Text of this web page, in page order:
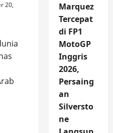
20,
Marquez
Tercepat
di FP1
MotoGP
Inggris
2026,
Persaing
an
Silversto
ne